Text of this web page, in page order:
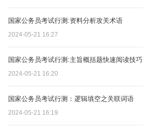
国家公务员考试行测:资料分析攻关术语
2024-05-21 16:27
国家公务员考试行测:主旨概括题快速阅读技巧
2024-05-21 16:20
国家公务员考试行测：逻辑填空之关联词语
2024-05-21 16:19